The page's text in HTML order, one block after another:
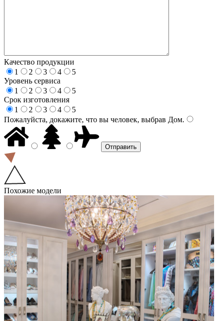
Качество продукции
1
2 3 4
5
Уровень сервиса
1
2 3 4
5
Срок изготовления
1
2 3 4
5
Пожалуйста, докажите, что вы человек, выбрав Дом.
Похожие модели